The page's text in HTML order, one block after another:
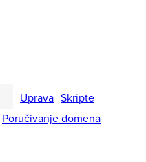
Uprava Skripte
Poručivanje domena